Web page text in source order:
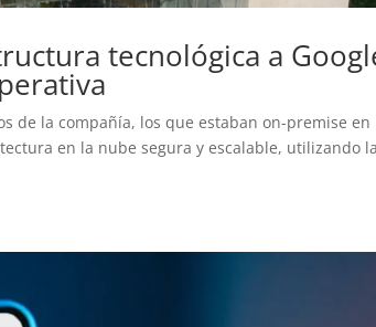
tecnológica a
de la compañía, los que estaban on-premise en
en la nube segura y escalable, utilizando